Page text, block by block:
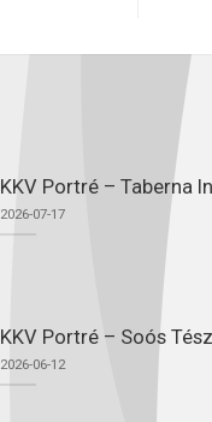
KKV Portré – Taberna
2026-07-17
KKV Portré – Soós
2026-06-12